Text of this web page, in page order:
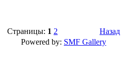
Страницы: 1 2
Назад
Powered by: SMF Gallery